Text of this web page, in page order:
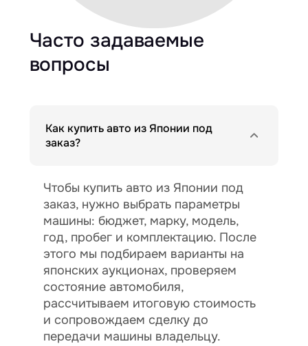
Часто задаваемые
вопросы
Как купить авто из Японии под
заказ?
Чтобы купить авто из Японии под
заказ, нужно выбрать параметры
машины: бюджет, марку, модель,
год, пробег и комплектацию. После
этого мы подбираем варианты на
японских аукционах, проверяем
состояние автомобиля,
рассчитываем итоговую стоимость
и сопровождаем сделку до
передачи машины владельцу.